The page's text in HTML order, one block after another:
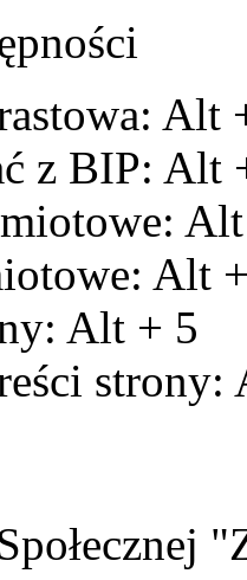
Alt
z BIP: Alt
Alt
Alt
Alt + 5
strony: